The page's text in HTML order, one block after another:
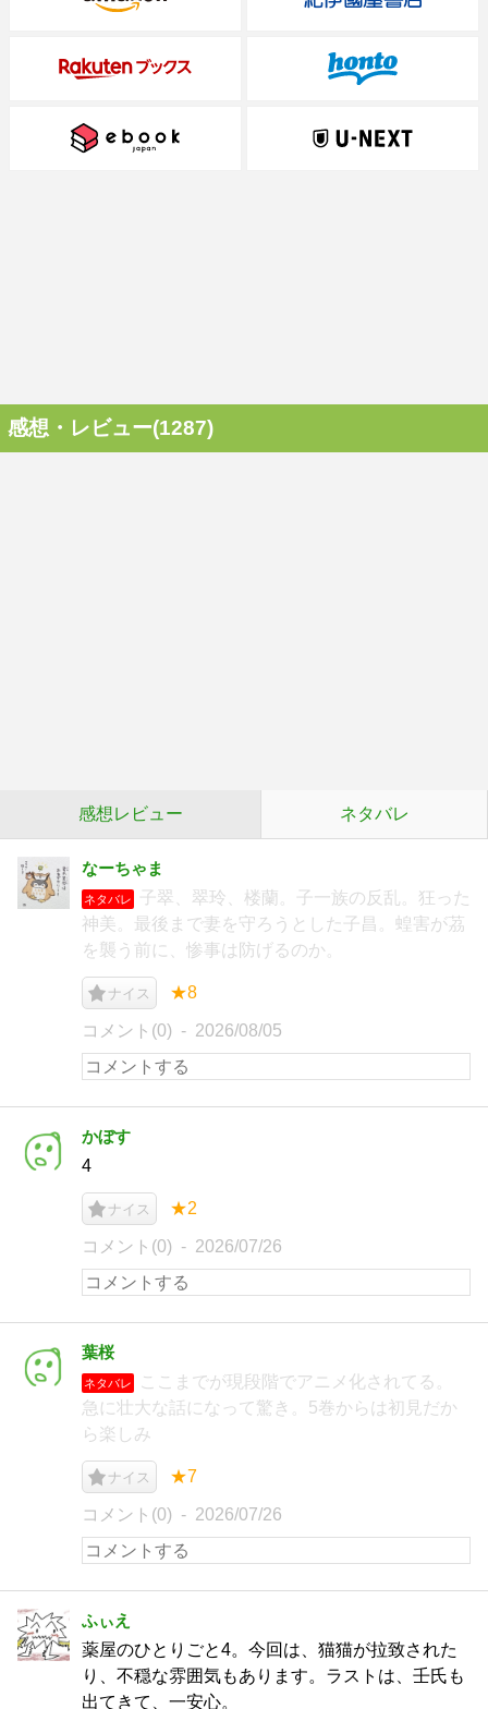
感想・レビュー(1287)
感想レビュー ネタバレ
なーちゃま
ネタバレ
子翠、翠玲、楼蘭。子一族の反乱。狂った
神美。最後まで妻を守ろうとした子昌。蝗害が茘
を襲う前に、惨事は防げるのか。
ナイス ★8
コメント(0) 2026/08/05
かぼす
4
ナイス ★2
コメント(0) 2026/07/26
葉桜
ネタバレ
ここまでが現段階でアニメ化されてる。
急に壮大な話になって驚き。5巻からは初見だか
ら楽しみ
ナイス ★7
コメント(0) 2026/07/26
ふぃえ
薬屋のひとりごと4。今回は、猫猫が拉致された
り、不穏な雰囲気もあります。ラストは、壬氏も
出てきて、一安心。